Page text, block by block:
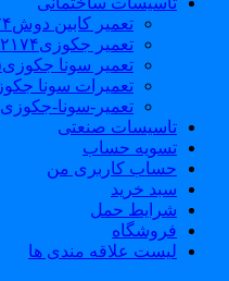
تعمیر کابین دوش۸۸۰۴۲۱۷۴_فروش کابین دوش
تعمیر جکوزی۸۸۰۴۲۱۷۴_فروش وان_جکوزی
تعمیر سونا جکوزی۰۹۱۲۱۵۰۷۸۲۵#| Sauna | Jacuzzi
تعمیرات سونا جکوزی۰۹۱۲۱۵۰۷۸۲۵_تعمیر سونا بخار
تعمیر-سونا-جکوزی۰۹۱۲۱۵۰۷۸۲۵-sauna-jacuzzi
تاسیسات صنعتی
تسویه حساب
حساب کاربری من
سبد خرید
شرایط حمل
فروشگاه
لیست علاقه مندی ها